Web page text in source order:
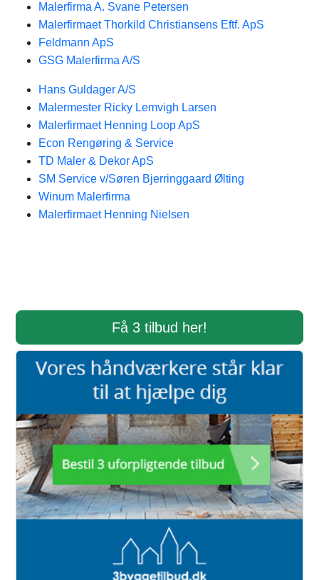
Malerfirma A. Svane Petersen
Malerfirmaet Thorkild Christiansens Eftf. ApS
Feldmann ApS
GSG Malerfirma A/S
Hans Guldager A/S
Malermester Ricky Lemvigh Larsen
Malerfirmaet Henning Loop ApS
Econ Rengøring & Service
TD Maler & Dekor ApS
SM Service v/Søren Bjerringgaard Ølting
Winum Malerfirma
Malerfirmaet Henning Nielsen
Få 3 tilbud her!